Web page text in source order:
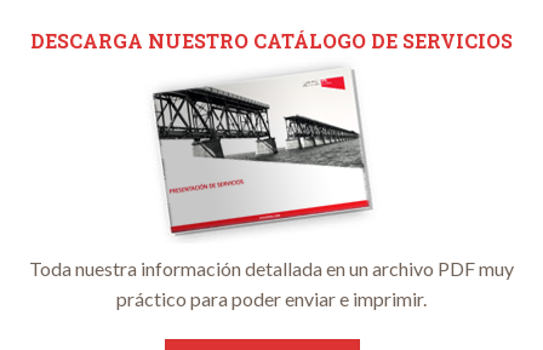
DESCARGA NUESTRO CATÁLOGO DE SERVICIOS
Toda nuestra información detallada en un archivo PDF muy
práctico para poder enviar e imprimir.